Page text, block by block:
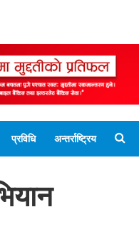
प्रविधि अन्तर्राष्ट्रिय